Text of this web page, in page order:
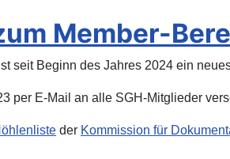
Member-
seit Beginn des Jahres 2024 ein
per E-Mail an alle SGH-Mitglieder
der Kommission für